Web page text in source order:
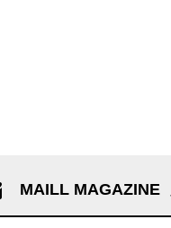
MAILL MAGAZINE